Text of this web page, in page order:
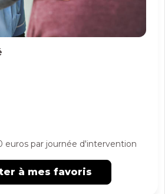
euros par journée d'intervention
à mes favoris